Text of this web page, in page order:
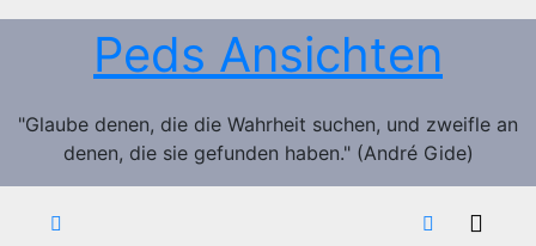
Zum
Peds Ansichten
"Glaube denen, die die Wahrheit suchen, und zweifle an
denen, die sie gefunden haben." (André Gide)